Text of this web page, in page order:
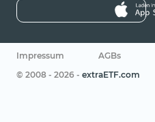
Impressum AGBs
© 2008 - 2026 - extraETF.com